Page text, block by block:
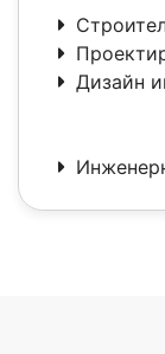
Дизайн